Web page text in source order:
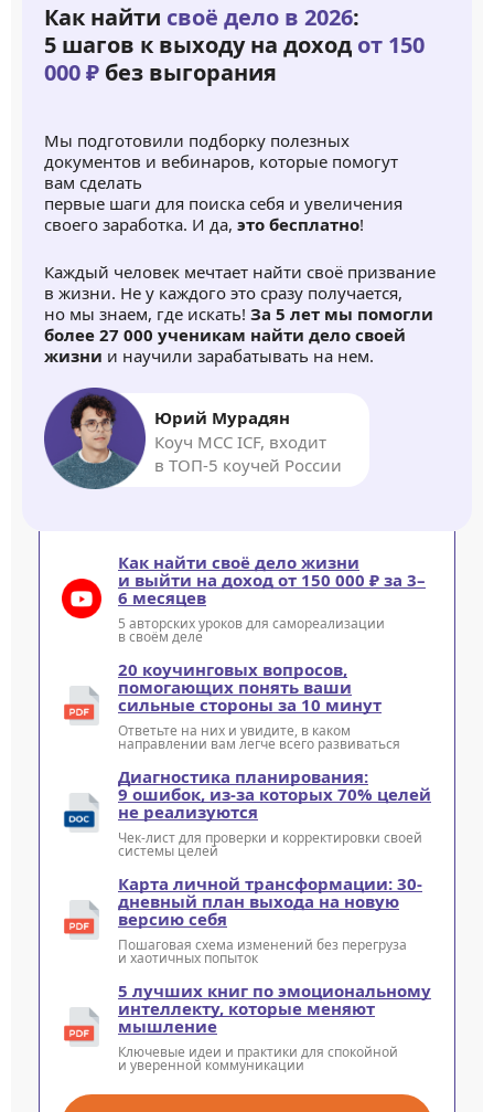
Как найти своё дело в 2026:
5 шагов к выходу на доход от 150
000 ₽ без выгорания
Мы подготовили подборку полезных
документов и вебинаров, которые помогут
вам сделать
первые шаги для поиска себя и увеличения
своего заработка. И да, это бесплатно!
Каждый человек мечтает найти своё призвание
в жизни. Не у каждого это сразу получается,
но мы знаем, где искать! За 5 лет мы помогли
более 27 000 ученикам найти дело своей
жизни и научили зарабатывать на нем.
Юрий Мурадян
Коуч MCC ICF, входит
в ТОП-5 коучей России
Как найти своё дело жизни
и выйти на доход от 150 000 ₽ за 3–
6 месяцев
5 авторских уроков для самореализации
в своём деле
20 коучинговых вопросов,
помогающих понять ваши
сильные стороны за 10 минут
Ответьте на них и увидите, в каком
направлении вам легче всего развиваться
Диагностика планирования:
9 ошибок, из-за которых 70% целей
не реализуются
Чек-лист для проверки и корректировки своей
системы целей
Карта личной трансформации: 30-
дневный план выхода на новую
версию себя
Пошаговая схема изменений без перегруза
и хаотичных попыток
5 лучших книг по эмоциональному
интеллекту, которые меняют
мышление
Ключевые идеи и практики для спокойной
и уверенной коммуникации